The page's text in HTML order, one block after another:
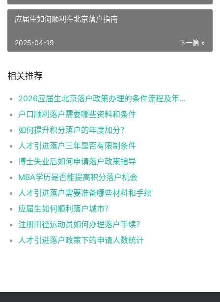
应届生如何顺利在北京落户指南
下一篇 »
2025-04-19
相关推荐
2026应届生北京落户政策办理的条件流程及年龄限制
户口顺利落户需要哪些资料和条件
如何提升积分落户的年度加分？
人才引进落户三年是否有限制条件
博士失业后如何申请落户政策指导
MBA学历是否能提高积分落户机会
人才引进落户需要准备哪些材料和手续
应届生如何顺利落户城市？
注册田径运动员如何办理落户手续？
人才引进落户政策下的申请人数统计